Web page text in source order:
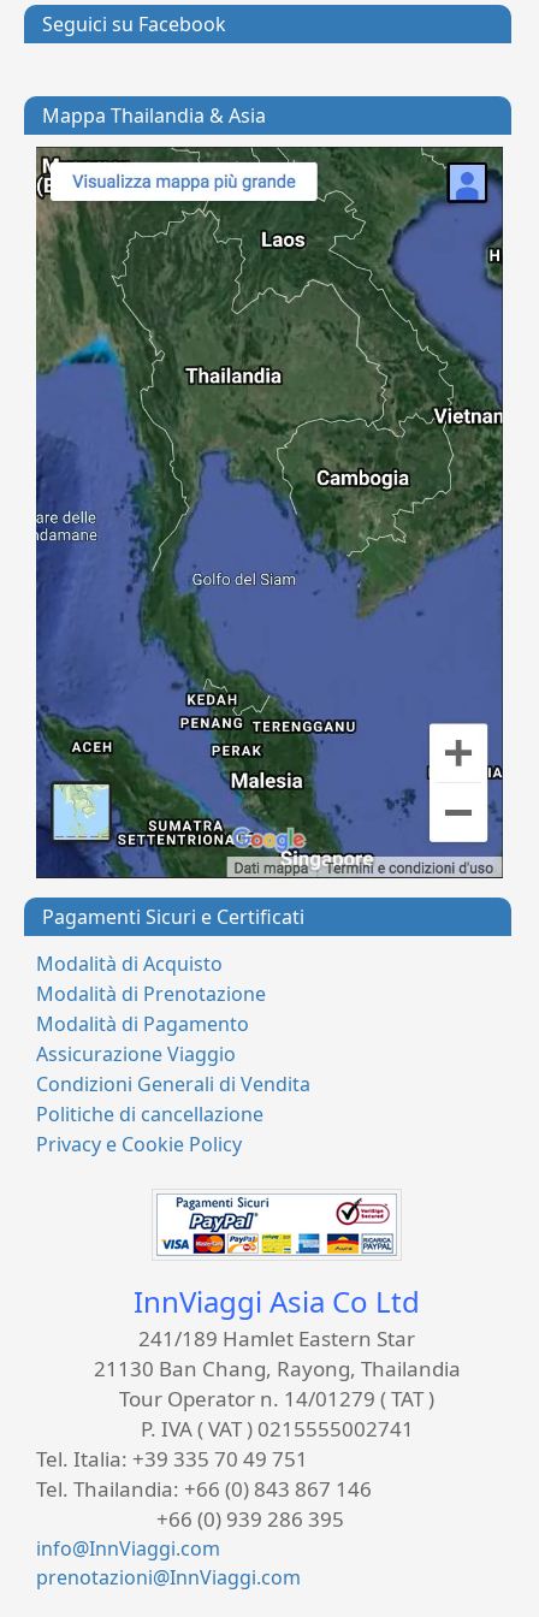
Seguici su Facebook
Mappa Thailandia & Asia
Pagamenti Sicuri e Certificati
Modalità di Acquisto
Modalità di Prenotazione
Modalità di Pagamento
Assicurazione Viaggio
Condizioni Generali di Vendita
Politiche di cancellazione
Privacy e Cookie Policy
InnViaggi Asia Co Ltd
241/189 Hamlet Eastern Star
21130 Ban Chang, Rayong, Thailandia
Tour Operator n. 14/01279 ( TAT )
P. IVA ( VAT ) 0215555002741
Tel. Italia: +39 335 70 49 751
Tel. Thailandia: +66 (0) 843 867 146
+66 (0) 939 286 395
info@InnViaggi.com
prenotazioni@InnViaggi.com